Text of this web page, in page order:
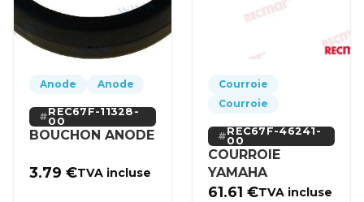
Anode Anode
REC67F-11328-
00
BOUCHON ANODE
3.79€TVA incluse
Courroie
Courroie
REC67F-46241-
00
COURROIE
YAMAHA
61.61€TVA incluse